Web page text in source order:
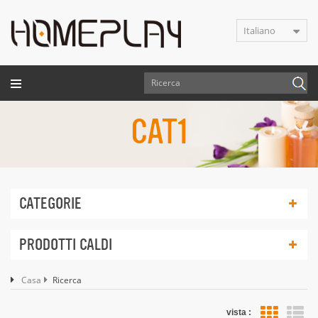
Italiano
CAT1
CATEGORIE
PRODOTTI CALDI
Casa Ricerca
vista :